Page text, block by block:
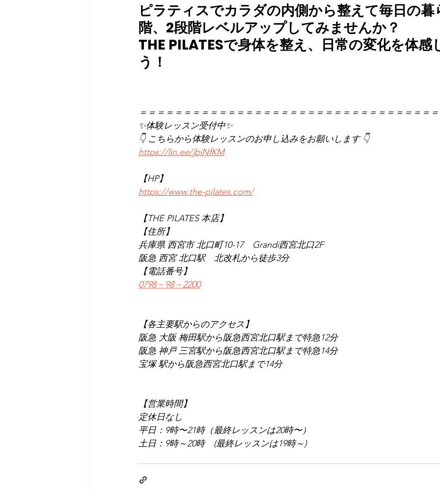
ピラティスでカラダの内側から整えて毎日の暮
階、2段階レベルアップしてみませんか？
THE PILATESで身体を整え、日常の変化を体感
う！
＝＝＝＝＝＝＝＝＝＝＝＝＝＝＝＝＝＝＝＝＝＝＝＝＝＝＝＝＝＝＝＝＝＝
✨体験レッスン受付中✨
👇 こちらから体験レッスンのお申し込みをお願いします 👇
https://lin.ee/jbiNfKM
【HP】
https://www.the-pilates.com/
【THE PILATES 本店】
【住所】
兵庫県 西宮市 北口町10-17　Grandi西宮北口2F
阪急 西宮 北口駅　北改札から徒歩3分
【電話番号】
0798－98－2200
【各主要駅からのアクセス】
阪急 大阪 梅田駅から阪急西宮北口駅まで特急12分
阪急 神戸 三宮駅から阪急西宮北口駅まで特急14分
宝塚 駅から阪急西宮北口駅まで14分
【営業時間】
定休日なし
平日：9時〜21時（最終レッスンは20時〜）
土日：9時～20時　(最終レッスンは19時～)